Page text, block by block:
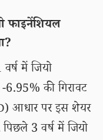
फाइनेंशियल
में जियो
की गिरावट
आधार पर इस शेयर
3 वर्ष में जियो